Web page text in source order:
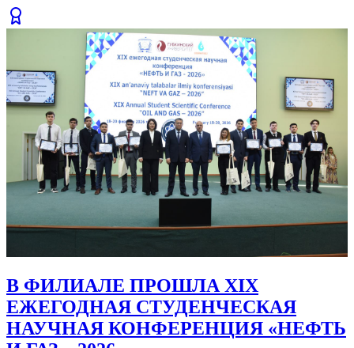
Читать полностью
Все публикации
Конференции и семинары
Научные мероприятия и профессиональное развитие